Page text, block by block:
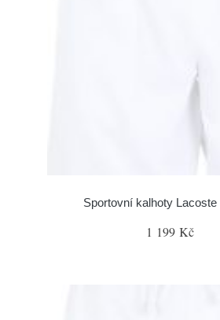
Sportovní kalhoty Lacoste
1 199 Kč